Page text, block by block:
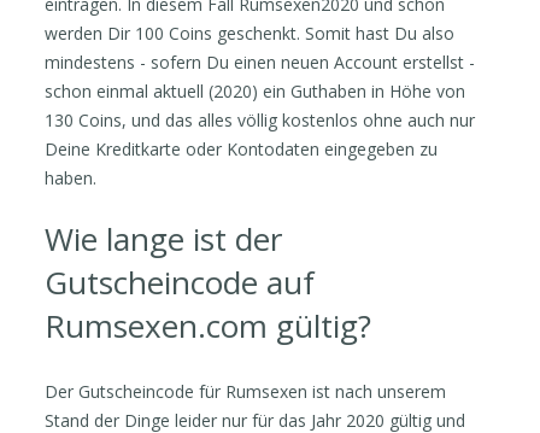
werden Dir 100 Coins geschenkt. Somit hast Du also
mindestens - sofern Du einen neuen Account erstellst -
schon einmal aktuell (2020) ein Guthaben in Höhe von
130 Coins, und das alles völlig kostenlos ohne auch nur
Deine Kreditkarte oder Kontodaten eingegeben zu
haben.
Wie lange ist der
Gutscheincode auf
Rumsexen.com gültig?
Der Gutscheincode für Rumsexen ist nach unserem
Stand der Dinge leider nur für das Jahr 2020 gültig und